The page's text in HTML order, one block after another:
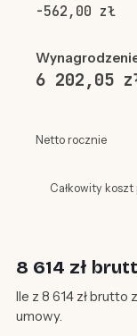
-562,00 zł
6 202,05
Netto rocznie
Całkowity
8 614 zł
Ile z 8 614 zł brutto
umowy.